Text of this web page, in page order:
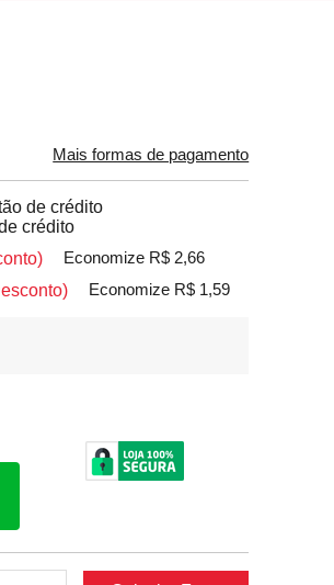
Mais formas de pagamento
de crédito
crédito
Economize R$ 2,66
Economize R$ 1,59